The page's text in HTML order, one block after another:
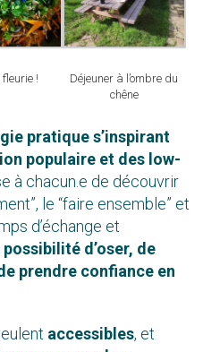
!
Déjeuner à l’ombre du
chêne
pratique s’inspirant
populaire et des low-
à chacun.e de découvrir
le “faire ensemble” et
d’échange et
d’oser, de
prendre confiance en
accessibles, et